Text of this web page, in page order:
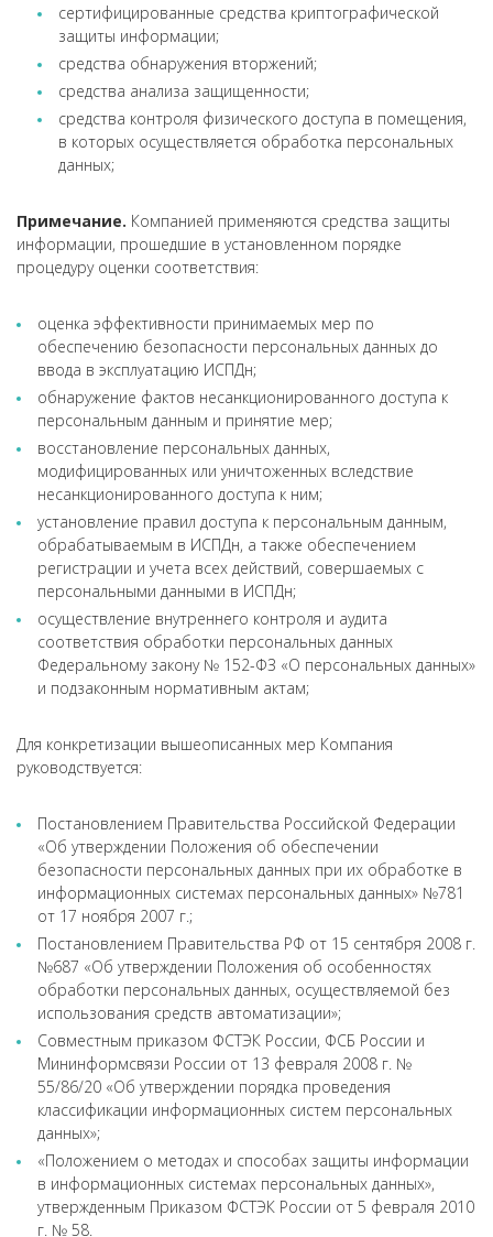
сертифицированные средства криптографической
защиты информации;
средства обнаружения вторжений;
средства анализа защищенности;
средства контроля физического доступа в помещения,
в которых осуществляется обработка персональных
данных;
Примечание. Компанией применяются средства защиты
информации, прошедшие в установленном порядке
процедуру оценки соответствия:
оценка эффективности принимаемых мер по
обеспечению безопасности персональных данных до
ввода в эксплуатацию ИСПДн;
обнаружение фактов несанкционированного доступа к
персональным данным и принятие мер;
восстановление персональных данных,
модифицированных или уничтоженных вследствие
несанкционированного доступа к ним;
установление правил доступа к персональным данным,
обрабатываемым в ИСПДн, а также обеспечением
регистрации и учета всех действий, совершаемых с
персональными данными в ИСПДн;
осуществление внутреннего контроля и аудита
соответствия обработки персональных данных
Федеральному закону № 152-ФЗ «О персональных данных»
и подзаконным нормативным актам;
Для конкретизации вышеописанных мер Компания
руководствуется:
Постановлением Правительства Российской Федерации
«Об утверждении Положения об обеспечении
безопасности персональных данных при их обработке в
информационных системах персональных данных» №781
от 17 ноября 2007 г.;
Постановлением Правительства РФ от 15 сентября 2008 г.
№687 «Об утверждении Положения об особенностях
обработки персональных данных, осуществляемой без
использования средств автоматизации»;
Совместным приказом ФСТЭК России, ФСБ России и
Мининформсвязи России от 13 февраля 2008 г. №
55/86/20 «Об утверждении порядка проведения
классификации информационных систем персональных
данных»;
«Положением о методах и способах защиты информации
в информационных системах персональных данных»,
утвержденным Приказом ФСТЭК России от 5 февраля 2010
г. № 58.